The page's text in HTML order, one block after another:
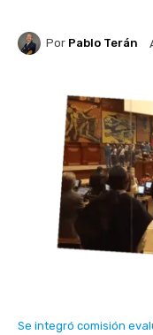
Por Pablo Terán
Se integró comisión